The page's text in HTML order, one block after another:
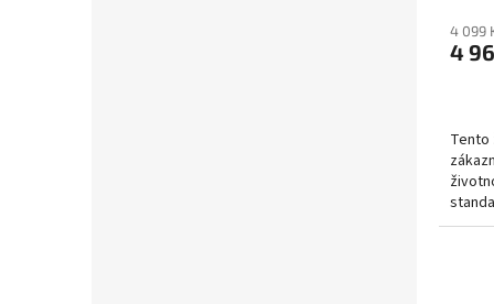
4 099
4
Tento